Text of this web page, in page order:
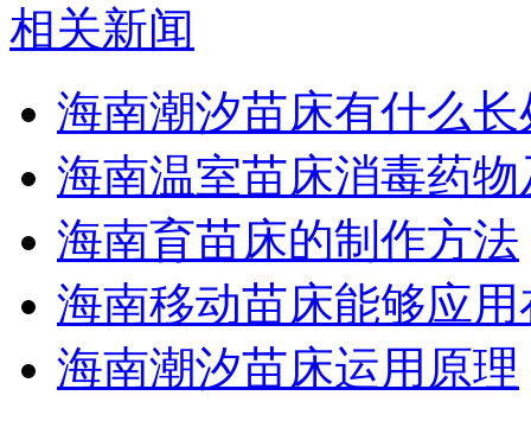
相关新闻
海南潮汐苗床有什么长
海南温室苗床消毒药
海南育苗床的制作方法
海南移动苗床能够应
海南潮汐苗床运用原理